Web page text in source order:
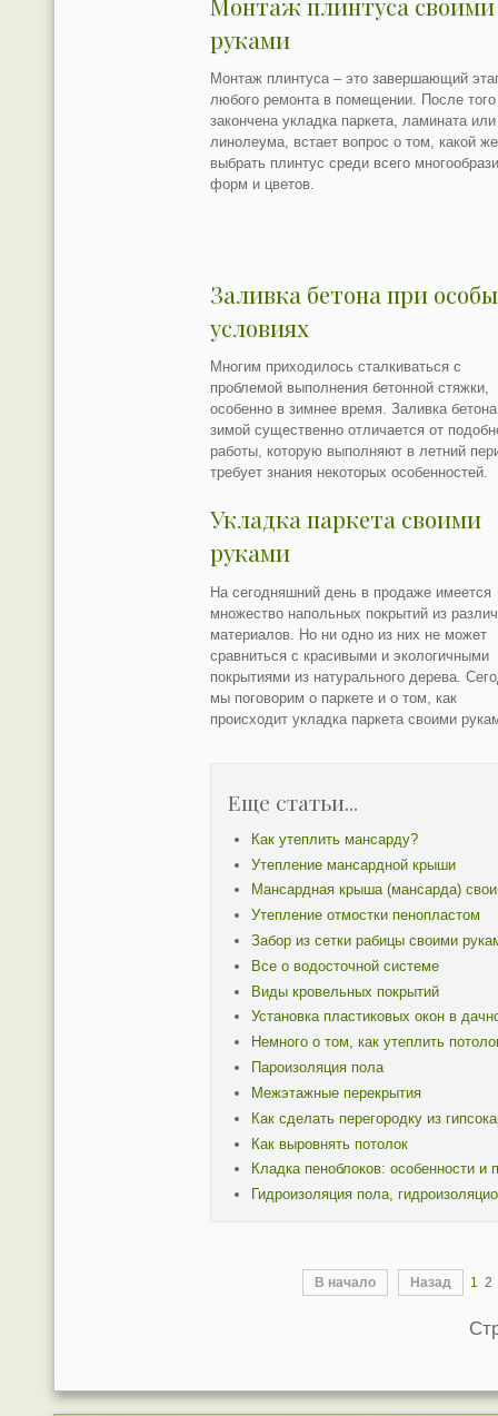
Монтаж плинтуса своими
руками
Монтаж плинтуса – это завершающий
любого ремонта в помещении. После того
закончена укладка паркета, ламината или
линолеума, встает вопрос о том, какой же
выбрать плинтус среди всего
форм и цветов.
Заливка бетона при
условиях
Многим приходилось сталкиваться с
проблемой выполнения бетонной стяжки,
особенно в зимнее время. Заливка бетона
зимой существенно отличается от
работы, которую выполняют в летний
требует знания некоторых особенностей.
Укладка паркета своими
руками
На сегодняшний день в продаже имеется
множество напольных покрытий из
материалов. Но ни одно из них не может
сравниться с красивыми и экологичными
покрытиями из натурального дерева.
мы поговорим о паркете и о том, как
происходит укладка паркета своими
Еще статьи...
Как утеплить мансарду?
Утепление мансардной крыши
Мансардная крыша (мансарда)
Утепление отмостки пенопластом
Забор из сетки рабицы своими
Все о водосточной системе
Виды кровельных покрытий
Установка пластиковых окон в
Немного о том, как утеплить
Пароизоляция пола
Межэтажные перекрытия
Как сделать перегородку из
Как выровнять потолок
Кладка пеноблоков: особенности и
Гидроизоляция пола,
В начало Назад 1 2